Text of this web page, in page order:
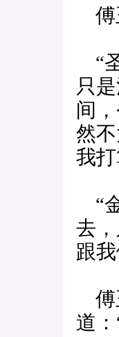
傅
“
只
间
然
我
“
去
跟
傅
道